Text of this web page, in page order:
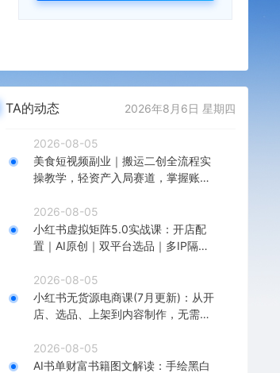
TA的动态 2026年8月6日 星期四
2026-08-05
美食短视频副业｜搬运二创全流程实
操教学，轻资产入局赛道，掌握账号
2026-08-05
小红书虚拟矩阵5.0实战课：开店配
置｜AI原创｜双平台选品｜多IP隔离
2026-08-05
小红书无货源电商课(7月更新)：从开
店、选品、上架到内容制作，无需囤
2026-08-05
AI书单财富书籍图文解读：手绘黑白